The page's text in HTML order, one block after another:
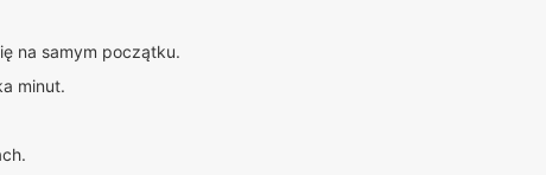
na samym początku.
minut.